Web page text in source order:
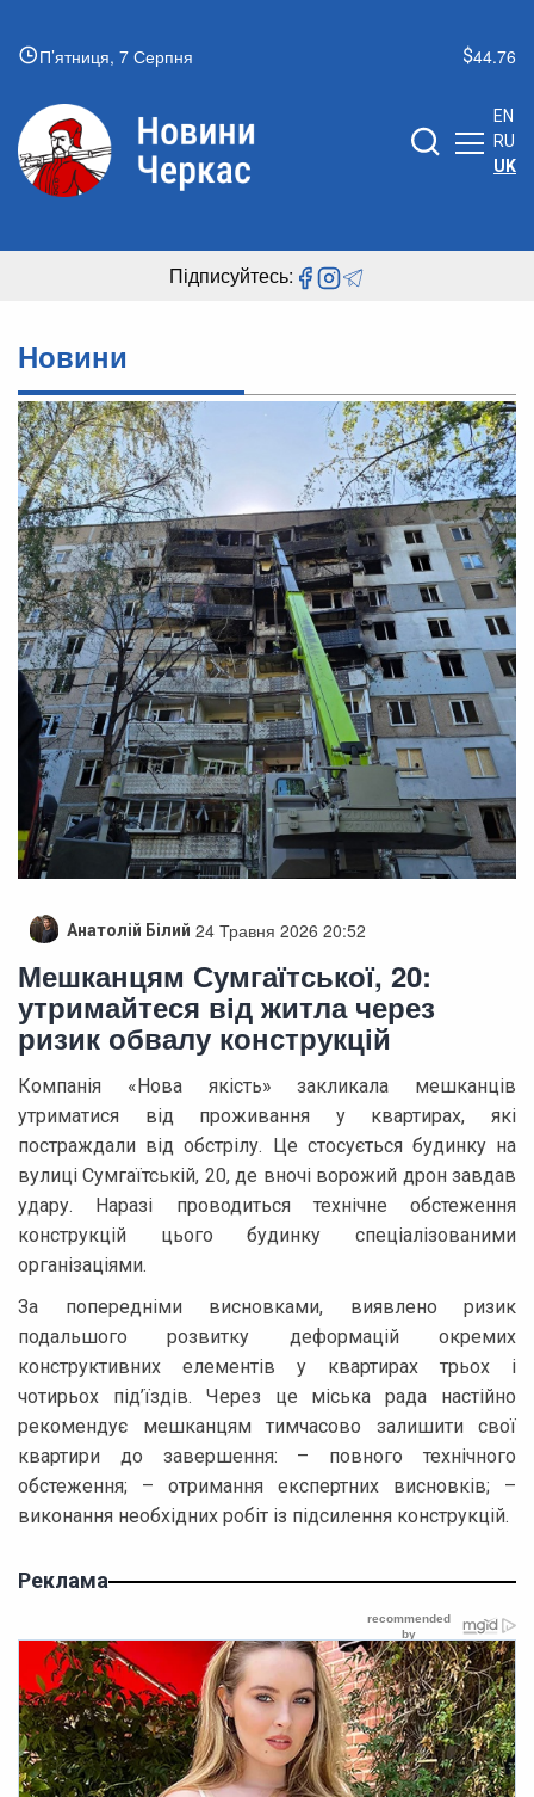
П’ятниця, 7 Серпня 44.76
EN
RU
UK
Підписуйтесь:
Новини
Анатолій Білий 24 Травня 2026 20:52
Мешканцям Сумгаїтської, 20:
утримайтеся від житла через
ризик обвалу конструкцій
Компанія «Нова якість» закликала мешканців
утриматися від проживання у квартирах, які
постраждали від обстрілу. Це стосується будинку на
вулиці Сумгаїтській, 20, де вночі ворожий дрон завдав
удару. Наразі проводиться технічне обстеження
конструкцій цього будинку спеціалізованими
організаціями.
За попередніми висновками, виявлено ризик
подальшого розвитку деформацій окремих
конструктивних елементів у квартирах трьох і
чотирьох під’їздів. Через це міська рада настійно
рекомендує мешканцям тимчасово залишити свої
квартири до завершення: – повного технічного
обстеження; – отримання експертних висновків; –
виконання необхідних робіт із підсилення конструкцій.
Реклама